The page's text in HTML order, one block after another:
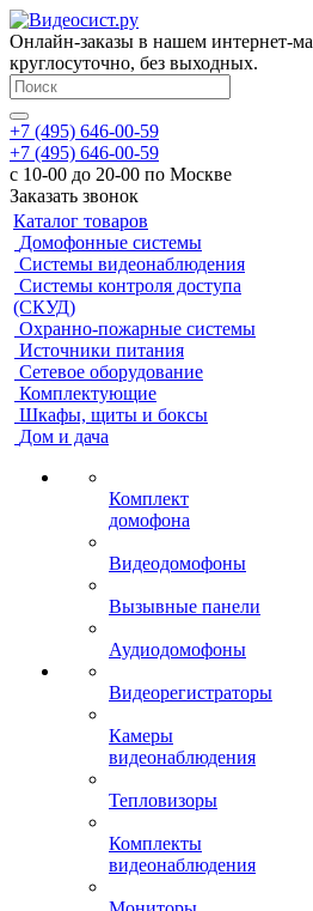
Онлайн-заказы в нашем интернет-
круглосуточно, без выходных.
+7 (495) 646-00-59
+7 (495) 646-00-59
с 10-00 до 20-00 по Москве
Заказать звонок
Каталог товаров
Домофонные системы
Системы видеонаблюдения
Системы контроля доступа
(СКУД)
Охранно-пожарные системы
Источники питания
Сетевое оборудование
Комплектующие
Шкафы, щиты и боксы
Дом и дача
Комплект
домофона
Видеодомофоны
Вызывные панели
Аудиодомофоны
Видеорегистраторы
Камеры
видеонаблюдения
Тепловизоры
Комплекты
видеонаблюдения